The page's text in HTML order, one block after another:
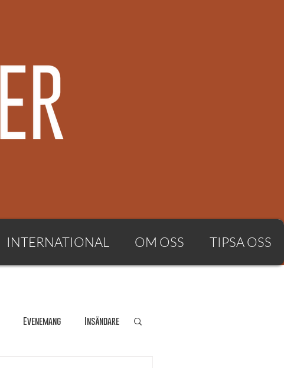
INTERNATIONAL OM OSS TIPSA OSS
Evenemang Insändare